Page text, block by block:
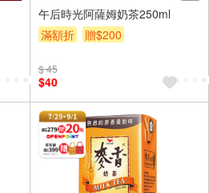
午后時光阿薩姆奶茶250ml
滿額折
贈$200
$ 45
$40